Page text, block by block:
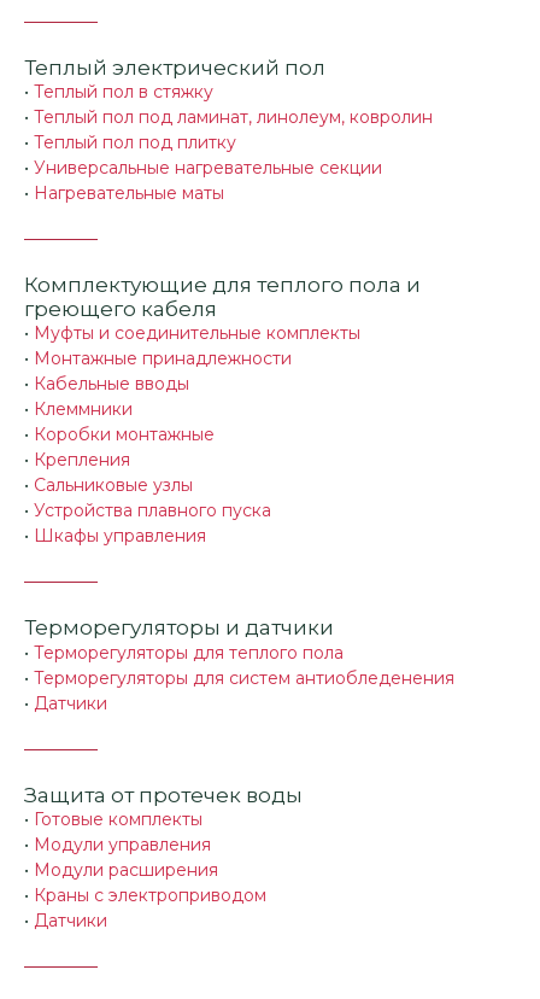
Теплый электрический пол
• Теплый пол в стяжку
• Теплый пол под ламинат, линолеум, ковролин
• Теплый пол под плитку
• Универсальные нагревательные секции
• Нагревательные маты
Комплектующие для теплого пола и
греющего кабеля
• Муфты и соединительные комплекты
• Монтажные принадлежности
• Кабельные вводы
• Клеммники
• Коробки монтажные
• Крепления
• Сальниковые узлы
• Устройства плавного пуска
• Шкафы управления
Терморегуляторы и датчики
• Терморегуляторы для теплого пола
• Терморегуляторы для систем антиобледенения
• Датчики
Защита от протечек воды
• Готовые комплекты
• Модули управления
• Модули расширения
• Краны с электроприводом
• Датчики